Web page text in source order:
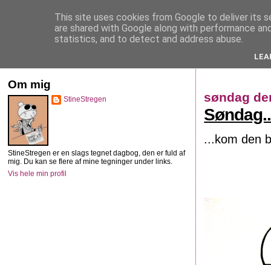
StineStregen
søndag
...kom den
Om mig
StineStregen
StineStregen er en slags tegnet dagbog, den er fuld af
mig. Du kan se flere af mine tegninger under links.
Vis hele min profil
This site uses cookies from Google to deliver its
are shared with Google along with performance
statistics, and to detect and address abuse.